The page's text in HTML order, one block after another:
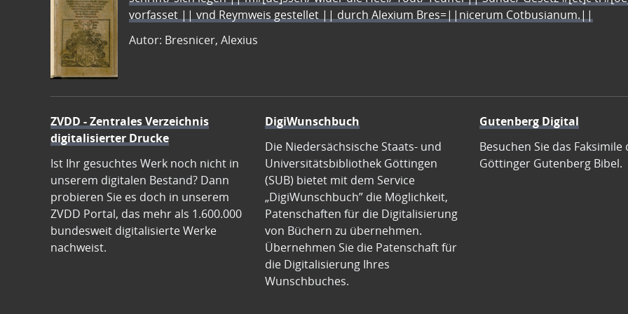
vorfasset || vnd Reymweis gestellet || durch Alexium Bres=||nicerum Cotbusianum.||
Autor: Bresnicer, Alexius
ZVDD - Zentrales Verzeichnis
digitalisierter Drucke
Ist Ihr gesuchtes Werk noch nicht in
unserem digitalen Bestand? Dann
probieren Sie es doch in unserem
ZVDD Portal, das mehr als 1.600.000
bundesweit digitalisierte Werke
nachweist.
DigiWunschbuch
Die Niedersächsische Staats- und
Universitätsbibliothek Göttingen
(SUB) bietet mit dem Service
„DigiWunschbuch” die Möglichkeit,
Patenschaften für die Digitalisierung
von Büchern zu übernehmen.
Übernehmen Sie die Patenschaft für
die Digitalisierung Ihres
Wunschbuches.
Gutenberg Digital
Besuchen Sie das Faksimile
Göttinger Gutenberg Bibel.